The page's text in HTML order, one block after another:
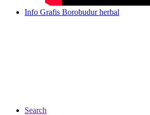
Info Grafis Borobudur herbal
Search